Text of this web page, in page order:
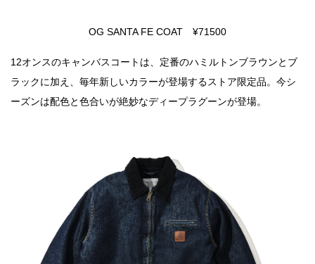
OG SANTA FE COAT ¥71500
12オンスのキャンバスコートは、定番のハミルトンブラウンとブ
ラックに加え、毎年新しいカラーが登場するストア限定品。今シ
ーズンは配色と色合いが絶妙なディープラグーンが登場。